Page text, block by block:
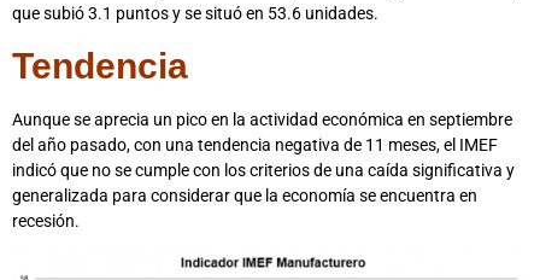
que subió 3.1 puntos y se situó en 53.6 unidades.
Tendencia
Aunque se aprecia un pico en la actividad económica en septiembre
del año pasado, con una tendencia negativa de 11 meses, el IMEF
indicó que no se cumple con los criterios de una caída significativa y
generalizada para considerar que la economía se encuentra en
recesión.